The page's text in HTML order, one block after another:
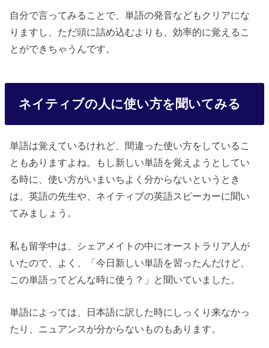
自分で言ってみることで、単語の発音などもクリアにな
りますし、ただ頭に詰め込むよりも、効率的に覚えるこ
とができちゃうんです。
ネイティブの人に使い方を聞いてみる
単語は覚えているけれど、間違った使い方をしているこ
ともありますよね。もし新しい単語を覚えようとしてい
る時に、使い方がいまいちよく分からないというとき
は、英語の先生や、ネイティブの英語スピーカーに聞い
てみましょう。
私も留学中は、シェアメイトの中にオーストラリア人が
いたので、よく、「今日新しい単語を習ったんだけど、
この単語ってどんな時に使う？」と聞いていました。
単語によっては、日本語に訳した時にしっくり来なかっ
たり、ニュアンスが分からないものもあります。